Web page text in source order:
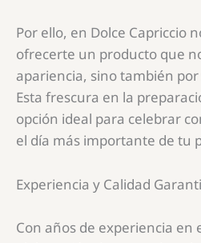
Por ello, en Dolce Capriccio
ofrecerte un producto que
apariencia, sino también
Esta frescura en la
opción ideal para celebrar
el día más importante de tu
Experiencia y Calidad
Con años de experiencia en